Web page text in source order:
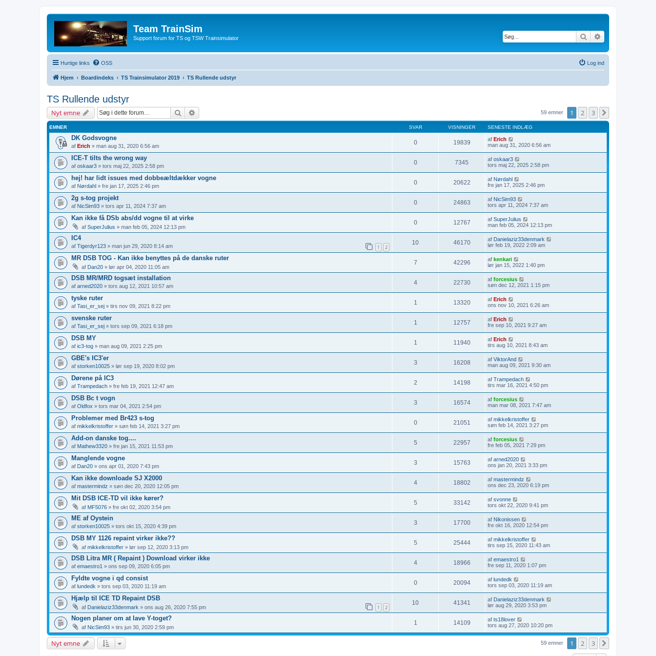
Team TrainSim
Support forum for TS og TSW Trainsimulator Søg
Hurtige links OSS Log ind
Hjem Boardindeks TS Trainsimulator 2019 TS Rullende udstyr
TS Rullende udstyr
Nyt emne Søg 59 emner 1 2 3
EMNER SVAR VISNINGER SENESTE INDLÆG
DK Godsvogne
af Erich » man aug 31, 2020 6:56 am
0 19839 af Erich
man aug 31, 2020 6:56 am
ICE-T tilts the wrong way
af oskaar3 » tors maj 22, 2025 2:58 pm
0 7345 af oskaar3
tors maj 22, 2025 2:58 pm
hej! har lidt issues med dobbeæltdækker vogne
af Nørdahl » fre jan 17, 2025 2:46 pm
0 20622 af Nørdahl
fre jan 17, 2025 2:46 pm
2g s-tog projekt
af NicSim93 » tors apr 11, 2024 7:37 am
0 24863 af NicSim93
tors apr 11, 2024 7:37 am
Kan ikke få DSb abs/dd vogne til at virke
af SuperJulius » man feb 05, 2024 12:13 pm
0 12767 af SuperJulius
man feb 05, 2024 12:13 pm
IC4
af Tigerdyr123 » man jun 29, 2020 8:14 am 1 2
10 46170 af Danielaziz33denmark
lør feb 19, 2022 2:09 am
MR DSB TOG - Kan ikke benyttes på de danske ruter
af Dan20 » lør apr 04, 2020 11:05 am
7 42296 af kenkari
lør jan 15, 2022 1:40 pm
DSB MR/MRD togsæt installation
af arned2020 » tors aug 12, 2021 10:57 am
4 22730 af forcesius
søn dec 12, 2021 1:15 pm
tyske ruter
af Tasi_er_sej » tirs nov 09, 2021 8:22 pm
1 13320 af Erich
ons nov 10, 2021 6:26 am
svenske ruter
af Tasi_er_sej » tors sep 09, 2021 6:18 pm
1 12757 af Erich
fre sep 10, 2021 9:27 am
DSB MY
af ic3-tog » man aug 09, 2021 2:25 pm
1 11940 af Erich
tirs aug 10, 2021 8:43 am
GBE's IC3'er
af storken10025 » lør sep 19, 2020 8:02 pm
3 16208 af ViktorAnd
man aug 09, 2021 9:30 am
Dørene på IC3
af Trampedach » fre feb 19, 2021 12:47 am
2 14198 af Trampedach
tirs mar 16, 2021 4:50 pm
DSB Bc t vogn
af Oldfox » tors mar 04, 2021 2:54 pm
3 16574 af forcesius
man mar 08, 2021 7:47 am
Problemer med Br423 s-tog
af mikkelkristoffer » søn feb 14, 2021 3:27 pm
0 21051 af mikkelkristoffer
søn feb 14, 2021 3:27 pm
Add-on danske tog....
af Mathew3320 » fre jan 15, 2021 11:53 pm
5 22957 af forcesius
fre feb 05, 2021 7:29 pm
Manglende vogne
af Dan20 » ons apr 01, 2020 7:43 pm
3 15763 af arned2020
ons jan 20, 2021 3:33 pm
Kan ikke downloade SJ X2000
af mastermindz » søn dec 20, 2020 12:05 pm
4 18802 af mastermindz
ons dec 23, 2020 6:19 pm
Mit DSB ICE-TD vil ikke kører?
af MF5076 » fre okt 02, 2020 3:54 pm
5 33142 af svonne
tors okt 22, 2020 9:41 pm
ME af Oystein
af storken10025 » tors okt 15, 2020 4:39 pm
3 17700 af Nikonissen
fre okt 16, 2020 12:54 pm
DSB MY 1126 repaint virker ikke??
af mikkelkristoffer » lør sep 12, 2020 3:13 pm
5 25444 af mikkelkristoffer
tirs sep 15, 2020 11:43 am
DSB Litra MR ( Repaint ) Download virker ikke
af emaestro1 » ons sep 09, 2020 6:05 pm
4 18966 af emaestro1
fre sep 11, 2020 1:07 pm
Fyldte vogne i qd consist
af lundedk » tors sep 03, 2020 11:19 am
0 20094 af lundedk
tors sep 03, 2020 11:19 am
Hjælp til ICE TD Repaint DSB
af Danielaziz33denmark » ons aug 26, 2020 7:55 pm 1 2
10 41341 af Danielaziz33denmark
lør aug 29, 2020 3:53 pm
Nogen planer om at lave Y-toget?
af NicSim93 » tirs jun 30, 2020 2:59 pm
1 14109 af ts18lover
tors aug 27, 2020 10:20 pm
Nyt emne 59 emner 1 2 3